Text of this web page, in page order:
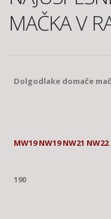
MAČKA V
Dolgodlake domače
MW19 NW19 NW21
190